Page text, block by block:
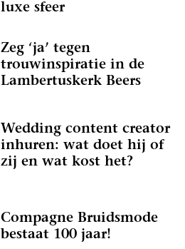
luxe sfeer
Zeg ‘ja’ tegen
trouwinspiratie in de
Lambertuskerk Beers
Wedding content creator
inhuren: wat doet hij of
zij en wat kost het?
Compagne Bruidsmode
bestaat 100 jaar!